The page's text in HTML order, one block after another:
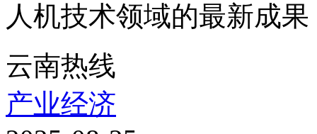
人机技术领域的最新成
云南热线
产业经济